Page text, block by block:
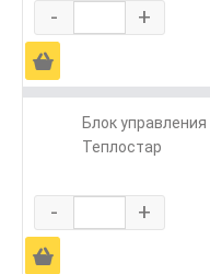
- +
Ä
Блок
Теплостар
- +
Ä